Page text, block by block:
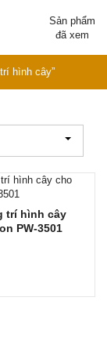
Sản phẩm
đã xem
hình cây”
trí hình cây
PW-3501